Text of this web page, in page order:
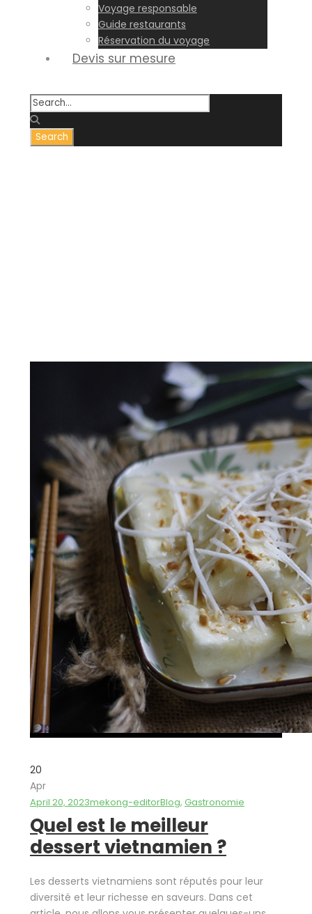
Voyage responsable
Guide restaurants
Réservation du voyage
Devis sur mesure
20
Apr
April 20, 2023mekong-editorBlog, Gastronomie
Quel est le meilleur
dessert vietnamien ?
Les desserts vietnamiens sont réputés pour leur
diversité et leur richesse en saveurs. Dans cet